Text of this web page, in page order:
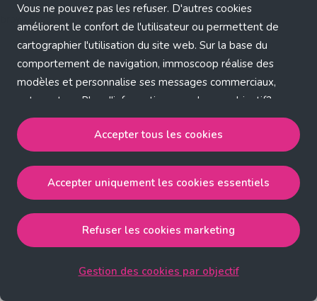
Vous ne pouvez pas les refuser. D'autres cookies
améliorent le confort de l'utilisateur ou permettent de
cartographier l'utilisation du site web. Sur la base du
comportement de navigation, immoscoop réalise des
modèles et personnalise ses messages commerciaux,
entre autres. Plus d'informations sur chaque objectif?
Cliquez sur 'Gestion des cookies par objectif'.
Notre politique de cookies
Accepter tous les cookies
strictement nécessaires, performance, fonctionnalité et
publicité ciblée.
Accepter uniquement les cookies essentielsaccepte
les cookies strictement nécessaires.
Accepter tous les cookies
Accepter uniquement les cookies essentiels
Refuser les cookies marketing
Gestion des cookies par objectif
browser console for more information)